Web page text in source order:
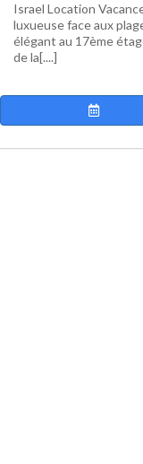
Israel Location
luxueuse face aux
élégant au 17ème
de la[....]